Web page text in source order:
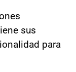
sus
para